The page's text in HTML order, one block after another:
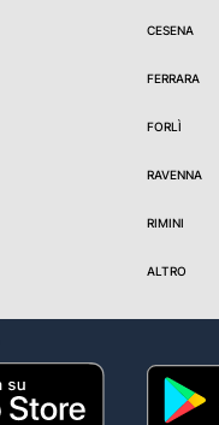
CESENA
FERRARA
FORLÌ
RAVENNA
RIMINI
ALTRO